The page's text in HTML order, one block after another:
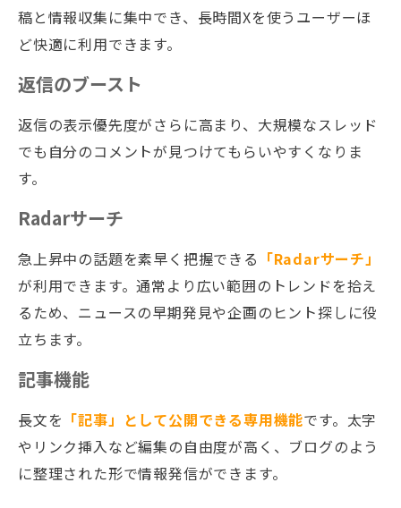
稿と情報収集に集中でき、長時間Xを使うユーザーほ
ど快適に利用できます。
返信のブースト
返信の表示優先度がさらに高まり、大規模なスレッド
でも自分のコメントが見つけてもらいやすくなりま
す。
Radarサーチ
急上昇中の話題を素早く把握できる 「Radarサーチ」
が利用できます。通常より広い範囲のトレンドを拾え
るため、ニュースの早期発見や企画のヒント探しに役
立ちます。
記事機能
長文を 「記事」として公開できる専用機能です。太字
やリンク挿入など編集の自由度が高く、ブログのよう
に整理された形で情報発信ができます。